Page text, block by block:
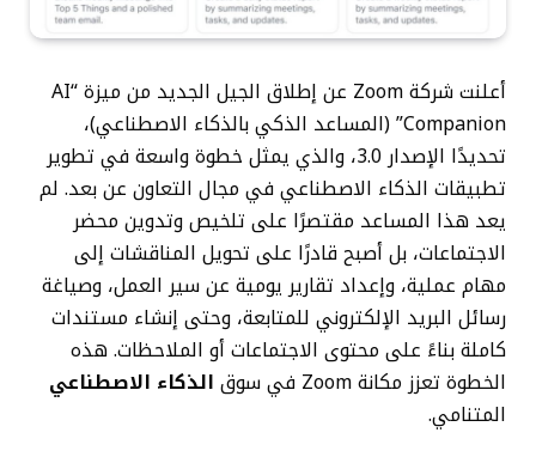
أعلنت شركة Zoom عن إطلاق الجيل الجديد من ميزة “AI
Companion” (المساعد الذكي بالذكاء الاصطناعي)،
تحديدًا الإصدار 3.0، والذي يمثل خطوة واسعة في تطوير
تطبيقات الذكاء الاصطناعي في مجال التعاون عن بعد. لم
يعد هذا المساعد مقتصرًا على تلخيص وتدوين محضر
الاجتماعات، بل أصبح قادرًا على تحويل المناقشات إلى
مهام عملية، وإعداد تقارير يومية عن سير العمل، وصياغة
رسائل البريد الإلكتروني للمتابعة، وحتى إنشاء مستندات
كاملة بناءً على محتوى الاجتماعات أو الملاحظات. هذه
الخطوة تعزز مكانة Zoom في سوق
الذكاء الاصطناعي
المتنامي.